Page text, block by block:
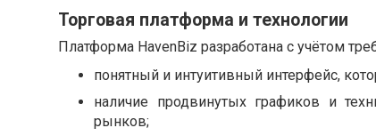
Торговая платформа и технологии
Платформа HavenBiz разработана с учётом
понятный и интуитивный интерфейс,
наличие продвинутых графиков и
рынков;